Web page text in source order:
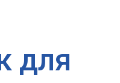
для